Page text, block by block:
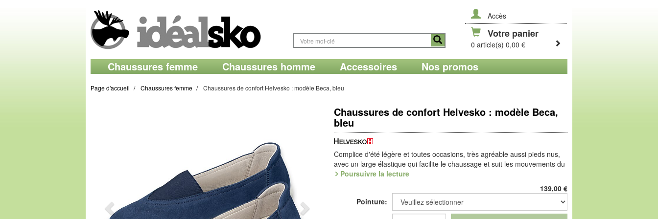
Accès
Votre panier
0 article(s) 0,00 €
Chaussures femme Chaussures homme Accessoires Nos promos
Page d'accueil Chaussures femme Chaussures de confort Helvesko : modèle Beca, bleu
Chaussures de confort Helvesko : modèle Beca,
bleu
Complice d'été légère et toutes occasions, très agréable aussi pieds nus,
avec un large élastique qui facilite le chaussage et suit les mouvements du
pied dans sa course, sans que rien ne gêne ni ne serre. Complété par une
Avec notre semelle FreeStyle constituée de PU souple, on retrouve cette
Poursuivre la lecture
139,00 €
Pointure: